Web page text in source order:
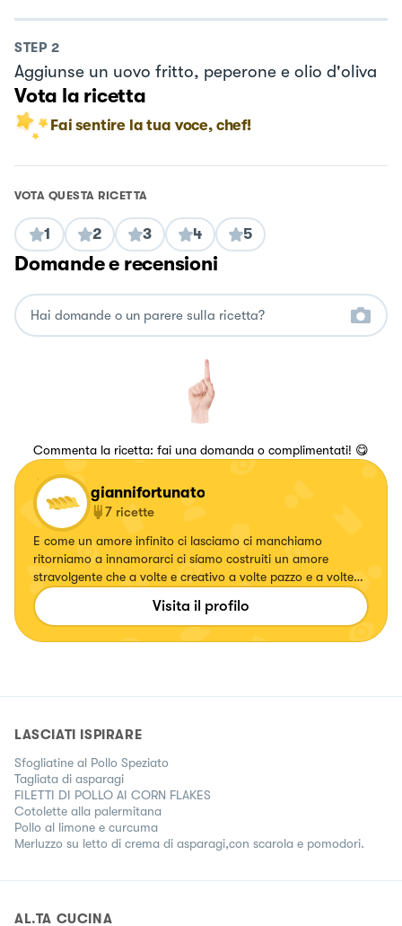
STEP 2
Aggiunse un uovo fritto, peperone e olio d'oliva
Vota la ricetta
Fai sentire la tua voce, chef!
VOTA QUESTA RICETTA
1 2 3 4 5
Domande e recensioni
Commenta la ricetta: fai una domanda o complimentati! 😋
giannifortunato
7 ricette
E come un amore infinito ci lasciamo ci manchiamo
ritorniamo a innamorarci ci síamo costruiti un amore
stravolgente che a volte e creativo a volte pazzo e a volte
pieno di amore e romanticismo insomma un amore ribelle.
Amo la vita amo i colori amo i sapori amo i suoni amo gli
odori e per me crearé o elaborare un piatto e come un
Visita il profilo
LASCIATI ISPIRARE
Sfogliatine al Pollo Speziato
Tagliata di asparagi
FILETTI DI POLLO AI CORN FLAKES
Cotolette alla palermitana
Pollo al limone e curcuma
Merluzzo su letto di crema di asparagi,con scarola e pomodori.
AL.TA CUCINA